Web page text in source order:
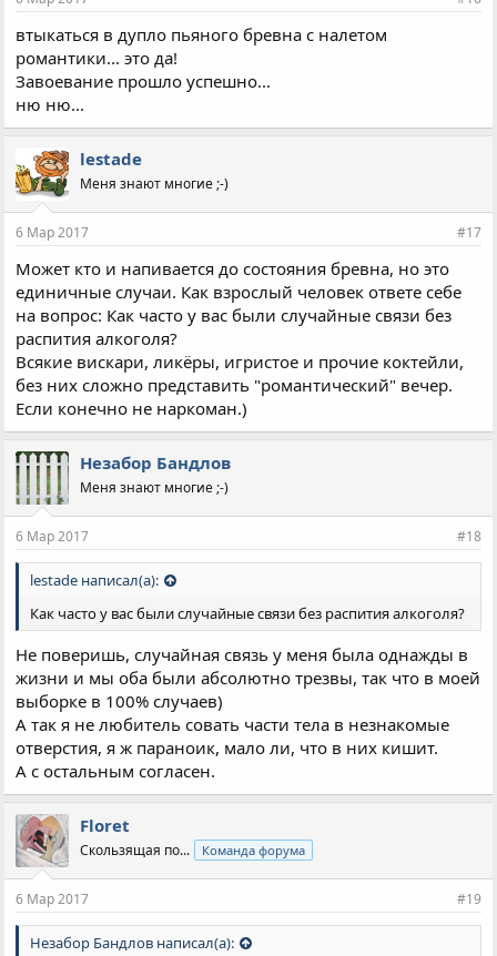
втыкаться в дупло пьяного бревна с налетом
романтики... это да!
Завоевание прошло успешно...
ню ню...
lestade
Меня знают многие ;-)
6 Мар 2017 #17
Может кто и напивается до состояния бревна, но это
единичные случаи. Как взрослый человек ответе себе
на вопрос: Как часто у вас были случайные связи без
распития алкоголя?
Всякие вискари, ликёры, игристое и прочие коктейли,
без них сложно представить "романтический" вечер.
Если конечно не наркоман.)
Незабор Бандлов
Меня знают многие ;-)
6 Мар 2017 #18
lestade написал(а):
Как часто у вас были случайные связи без распития алкоголя?
Не поверишь, случайная связь у меня была однажды в
жизни и мы оба были абсолютно трезвы, так что в моей
выборке в 100% случаев)
А так я не любитель совать части тела в незнакомые
отверстия, я ж параноик, мало ли, что в них кишит.
А с остальным согласен.
Floret
Скользящая по... Команда форума
6 Мар 2017 #19
Незабор Бандлов написал(а):